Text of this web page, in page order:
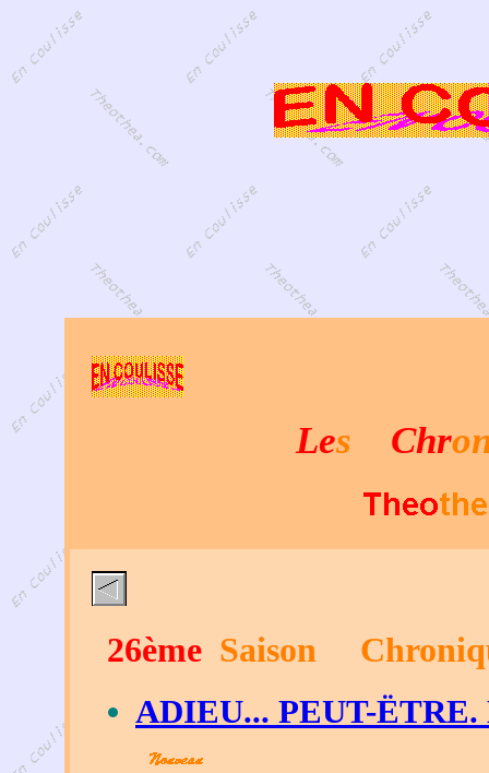
Les Chr
26èmeSaison
ADIEU... PEUT-